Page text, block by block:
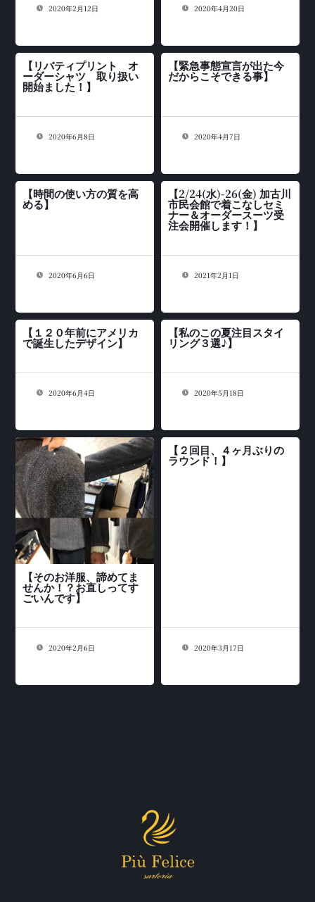
2020年2月12日 2020年4月20日
【リバティプリント オ
ーダーシャツ 取り扱い
開始ました！】
2020年6月8日
【緊急事態宣言が出た今
だからこそできる事】
2020年4月7日
【時間の使い方の質を高
める】
2020年6月6日
【2/24(水)-26(金) 加古川
市民会館で着こなしセミ
ナー＆オーダースーツ受
注会開催します！】
2021年2月1日
【１２０年前にアメリカ
で誕生したデザイン】
2020年6月4日
【私のこの夏注目スタイ
リング３選♪】
2020年5月18日
【そのお洋服、諦めてま
せんか！？お直しってす
ごいんです】
2020年2月6日
【２回目、４ヶ月ぶりの
ラウンド！】
2020年3月17日